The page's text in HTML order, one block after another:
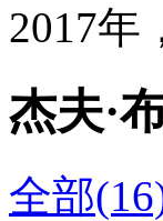
2017年
杰夫·
全部